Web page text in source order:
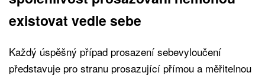
existovat vedle sebe
Každý úspěšný případ prosazení sebevyloučení
představuje pro stranu prosazující přímou a měřitelnou